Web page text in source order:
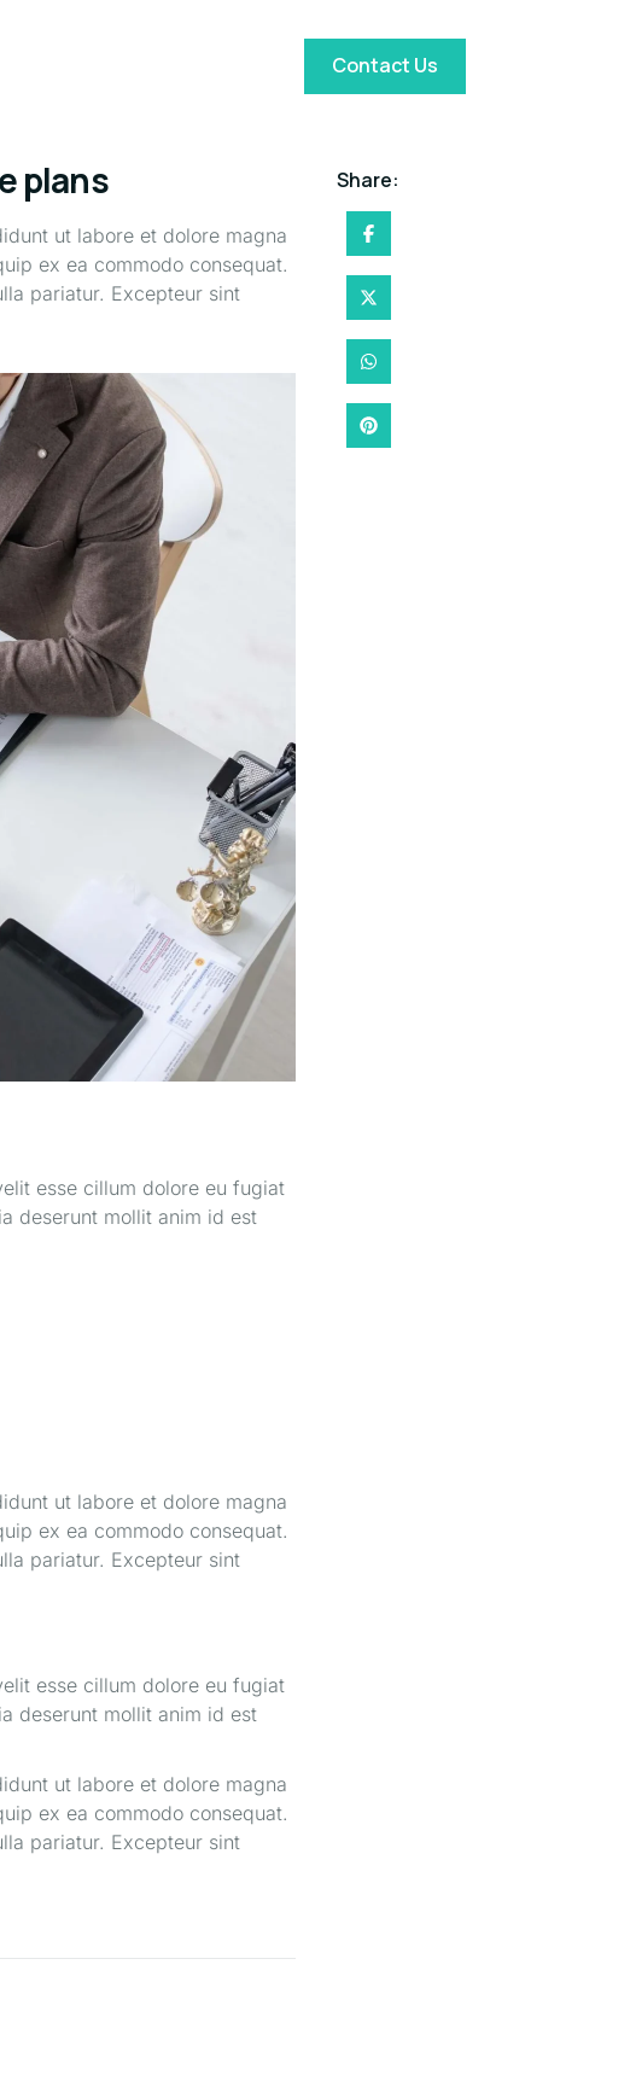
Contact Us
plans
ut labore et dolore magna
ex ea commodo consequat.
pariatur. Excepteur sint
esse cillum dolore eu fugiat
deserunt mollit anim id est
ut labore et dolore magna
ex ea commodo consequat.
pariatur. Excepteur sint
esse cillum dolore eu fugiat
deserunt mollit anim id est
ut labore et dolore magna
ex ea commodo consequat.
pariatur. Excepteur sint
Share: